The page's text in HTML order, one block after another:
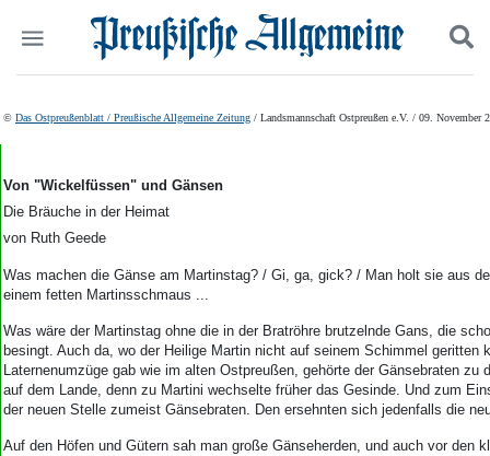
Start
Politik
Panorama
Ostpreußen
Pommern
Berlin-Brandenburg
Schlesien
Danzig und Westpreußen
Bücher
Suchen und finden
© Das Ostpreußenblatt / Preußische Allgemeine Zeitung / Landsmannschaft Ostpreußen e.V. / 09. November
Von "Wickelfüssen" und Gänsen
Die Bräuche in der Heimat
von Ruth Geede
Was machen die Gänse am Martinstag? / Gi, ga, gick? / Man holt sie aus
einem fetten Martinsschmaus ...
Was wäre der Martinstag ohne die in der Bratröhre brutzelnde Gans, die
besingt. Auch da, wo der Heilige Martin nicht auf seinem Schimmel geritten
Laternenumzüge gab wie im alten Ostpreußen, gehörte der Gänsebraten zu
auf dem Lande, denn zu Martini wechselte früher das Gesinde. Und zum
der neuen Stelle zumeist Gänsebraten. Den ersehnten sich jedenfalls die
Auf den Höfen und Gütern sah man große Gänseherden, und auch vor den